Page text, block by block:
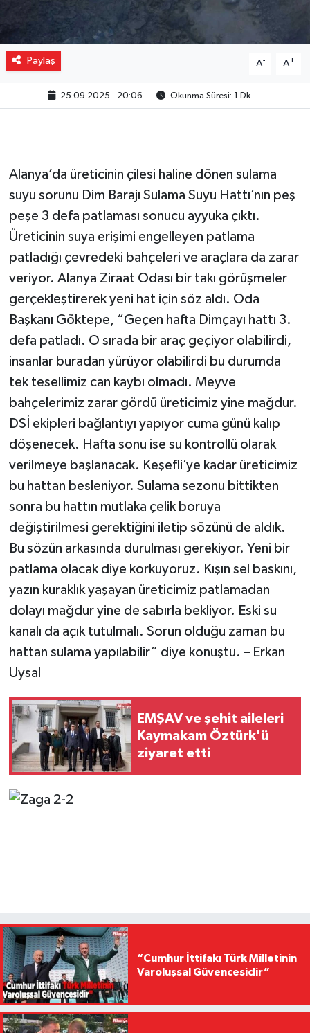
Paylaş A- A+
25.09.2025 - 20:06 Okunma Süresi: 1 Dk
Alanya’da üreticinin çilesi haline dönen sulama
suyu sorunu Dim Barajı Sulama Suyu Hattı’nın peş
peşe 3 defa patlaması sonucu ayyuka çıktı.
Üreticinin suya erişimi engelleyen patlama
patladığı çevredeki bahçeleri ve araçlara da zarar
veriyor. Alanya Ziraat Odası bir takı görüşmeler
gerçekleştirerek yeni hat için söz aldı. Oda
Başkanı Göktepe, “Geçen hafta Dimçayı hattı 3.
defa patladı. O sırada bir araç geçiyor olabilirdi,
insanlar buradan yürüyor olabilirdi bu durumda
tek tesellimiz can kaybı olmadı. Meyve
bahçelerimiz zarar gördü üreticimiz yine mağdur.
DSİ ekipleri bağlantıyı yapıyor cuma günü kalıp
döşenecek. Hafta sonu ise su kontrollü olarak
verilmeye başlanacak. Keşefli’ye kadar üreticimiz
bu hattan besleniyor. Sulama sezonu bittikten
sonra bu hattın mutlaka çelik boruya
değiştirilmesi gerektiğini iletip sözünü de aldık.
Bu sözün arkasında durulması gerekiyor. Yeni bir
patlama olacak diye korkuyoruz. Kışın sel baskını,
yazın kuraklık yaşayan üreticimiz patlamadan
dolayı mağdur yine de sabırla bekliyor. Eski su
kanalı da açık tutulmalı. Sorun olduğu zaman bu
hattan sulama yapılabilir” diye konuştu. – Erkan
Uysal
EMŞAV ve şehit aileleri
Kaymakam Öztürk'ü
ziyaret etti
“Cumhur İttifakı Türk Milletinin
Varoluşsal Güvencesidir”